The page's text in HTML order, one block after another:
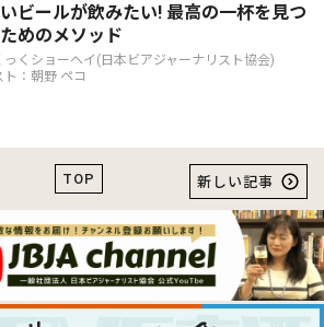
ビールが飲みたい! 最高の一杯を見つ
めのメソッド
っくショーヘイ(日本ビアジャーナリスト協会)
ト：朝野 ペコ
TOP 新しい記事